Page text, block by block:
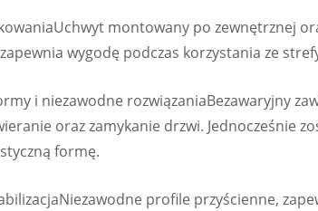
montowany po zewnętrznej
wygodę podczas korzystania ze
i niezawodne rozwiązaniaBezawaryjny
oraz zamykanie drzwi. Jednocześnie
formę.
profile przyścienne,